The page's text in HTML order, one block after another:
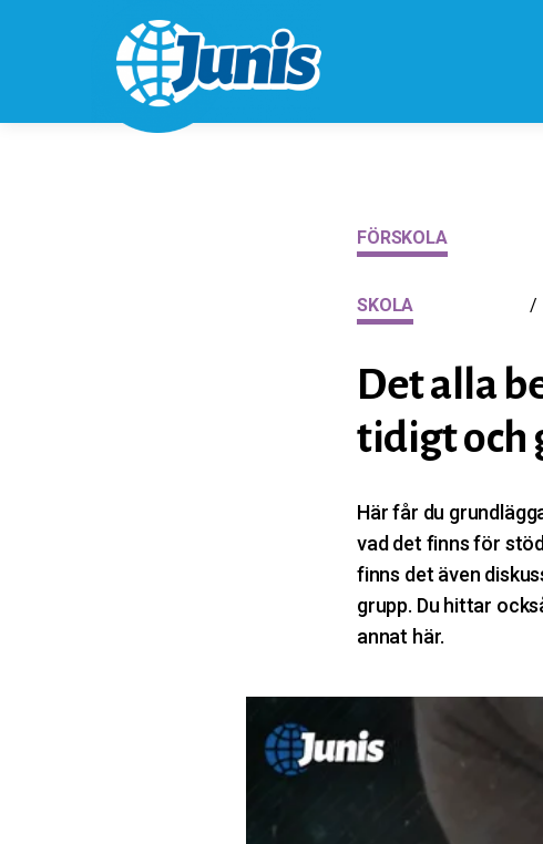
FÖRSKOLA
SKOLA /
Det alla
tidigt och
Här får du
vad det finns för
finns det även
grupp. Du hittar
annat här.